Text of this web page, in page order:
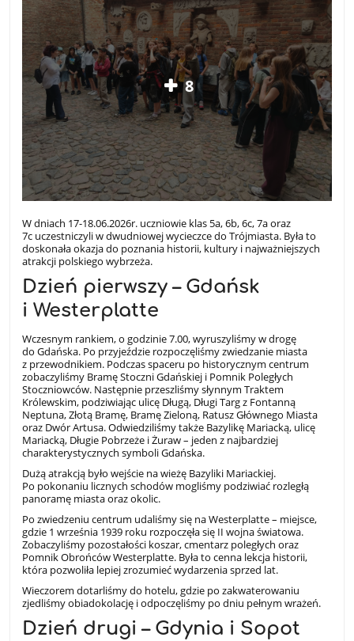
8
W dniach 17-18.06.2026r. uczniowie klas 5a, 6b, 6c, 7a oraz
7c uczestniczyli w dwudniowej wycieczce do Trójmiasta. Była to
doskonała okazja do poznania historii, kultury i najważniejszych
atrakcji polskiego wybrzeża.
Dzień pierwszy – Gdańsk
i Westerplatte
Wczesnym rankiem, o godzinie 7.00, wyruszyliśmy w drogę
do Gdańska. Po przyjeździe rozpoczęliśmy zwiedzanie miasta
z przewodnikiem. Podczas spaceru po historycznym centrum
zobaczyliśmy Bramę Stoczni Gdańskiej i Pomnik Poległych
Stoczniowców. Następnie przeszliśmy słynnym Traktem
Królewskim, podziwiając ulicę Długą, Długi Targ z Fontanną
Neptuna, Złotą Bramę, Bramę Zieloną, Ratusz Głównego Miasta
oraz Dwór Artusa. Odwiedziliśmy także Bazylikę Mariacką, ulicę
Mariacką, Długie Pobrzeże i Żuraw – jeden z najbardziej
charakterystycznych symboli Gdańska.
Dużą atrakcją było wejście na wieżę Bazyliki Mariackiej.
Po pokonaniu licznych schodów mogliśmy podziwiać rozległą
panoramę miasta oraz okolic.
Po zwiedzeniu centrum udaliśmy się na Westerplatte – miejsce,
gdzie 1 września 1939 roku rozpoczęła się II wojna światowa.
Zobaczyliśmy pozostałości koszar, cmentarz poległych oraz
Pomnik Obrońców Westerplatte. Była to cenna lekcja historii,
która pozwoliła lepiej zrozumieć wydarzenia sprzed lat.
Wieczorem dotarliśmy do hotelu, gdzie po zakwaterowaniu
zjedliśmy obiadokolację i odpoczęliśmy po dniu pełnym wrażeń.
Dzień drugi – Gdynia i Sopot